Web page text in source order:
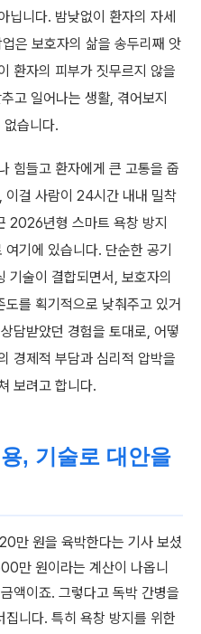
닙니다. 밤낮없이 환자의 자세
은 보호자의 삶을 송두리째 앗
환자의 피부가 짓무르지 않을
고 일어나는 생활, 겪어보지
습니다.
힘들고 환자에게 큰 고통을 줍
이걸 사람이 24시간 내내 밀착
2026년형 스마트 욕창 방지
기에 있습니다. 단순한 공기
기술이 결합되면서, 보호자의
를 획기적으로 낮춰주고 있거
담받았던 경험을 토대로, 어떻
경제적 부담과 심리적 압박을
보려고 합니다.
, 기술로 대안을
만 원을 육박한다는 기사 보셨
만 원이라는 계산이 나옵니
액이죠. 그렇다고 독박 간병을
니다. 특히 욕창 방지를 위한